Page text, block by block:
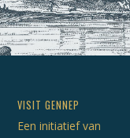
VISIT GENNEP
Een initiatief van